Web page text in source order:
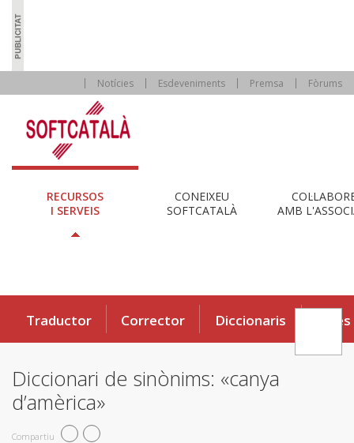
Notícies Esdeveniments Premsa Fòrums
RECURSOS
I SERVEIS
CONEIXEU
SOFTCATALÀ
AMB
Traductor Corrector Diccionaris Eines
Diccionari de sinònims: «canya
d’amèrica»
Compartiu